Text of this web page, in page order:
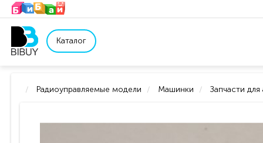
Каталог
Радиоуправляемые модели Машинки Запчасти